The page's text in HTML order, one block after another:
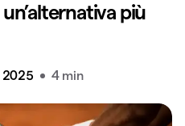
più
2025 4 min